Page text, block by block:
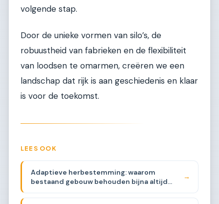
volgende stap.
Door de unieke vormen van silo’s, de
robuustheid van fabrieken en de flexibiliteit
van loodsen te omarmen, creëren we een
landschap dat rijk is aan geschiedenis en klaar
is voor de toekomst.
LEES OOK
Adaptieve herbestemming: waarom
bestaand gebouw behouden bijna altijd
beter is
→